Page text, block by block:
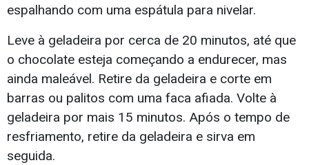
espalhando com uma espátula para nivelar.
Leve à geladeira por cerca de 20 minutos, até que
o chocolate esteja começando a endurecer, mas
ainda maleável. Retire da geladeira e corte em
barras ou palitos com uma faca afiada. Volte à
geladeira por mais 15 minutos. Após o tempo de
resfriamento, retire da geladeira e sirva em
seguida.